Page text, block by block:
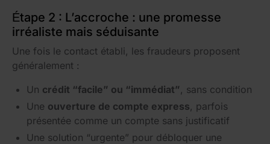
Étape 2 : L’accroche : une promesse
irréaliste mais séduisante
Une fois le contact établi, les fraudeurs proposent
généralement :
Un crédit “facile” ou “immédiat” , sans condition
Une ouverture de compte express, parfois
présentée comme un compte sans justificatif
Une solution “urgente” pour débloquer une